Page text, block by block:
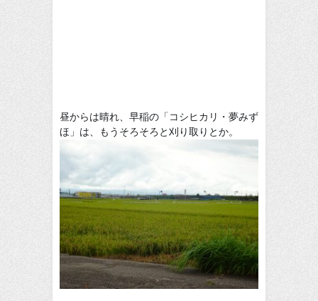
昼からは晴れ、早稲の「コシヒカリ・夢みず
ほ」は、もうそろそろと刈り取りとか。